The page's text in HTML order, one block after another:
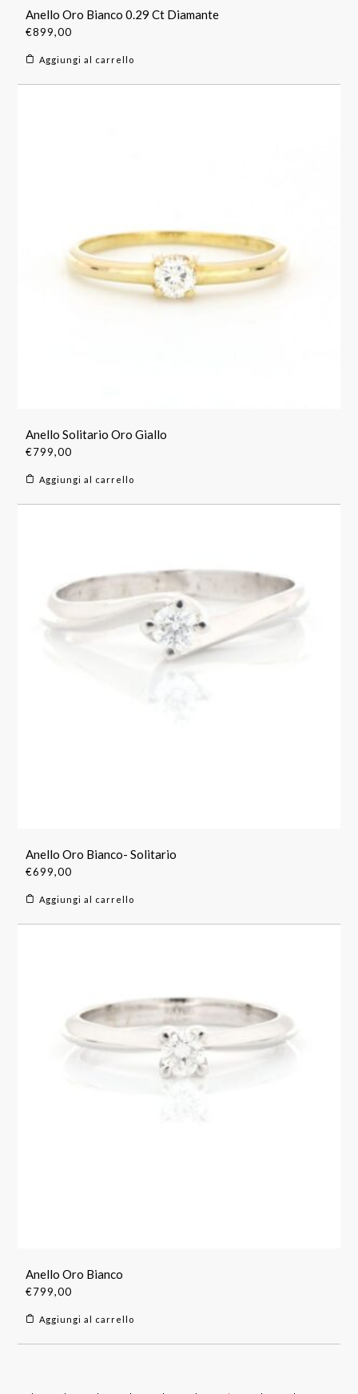
Anello Oro Bianco 0.29 Ct Diamante
€899,00
Aggiungi al carrello
Anello Solitario Oro Giallo
€799,00
Aggiungi al carrello
Anello Oro Bianco- Solitario
€699,00
Aggiungi al carrello
Anello Oro Bianco
€799,00
Aggiungi al carrello